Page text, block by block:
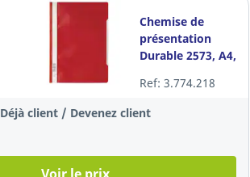
Chemise de
présentation
Durable 2573, A4,
50
Ref: 3.774.218
Déjà client / Devenez client